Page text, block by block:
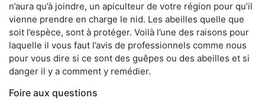
n’aura qu’à joindre, un apiculteur de votre région pour qu’il
vienne prendre en charge le nid. Les abeilles quelle que
soit l’espèce, sont à protéger. Voilà l’une des raisons pour
laquelle il vous faut l’avis de professionnels comme nous
pour vous dire si ce sont des guêpes ou des abeilles et si
danger il y a comment y remédier.
Foire aux questions